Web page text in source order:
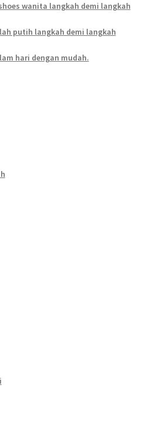
wanita langkah demi langkah
putih langkah demi langkah
hari dengan mudah.